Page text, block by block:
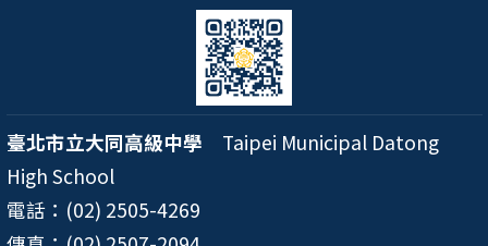
臺北市立大同高級中學 Taipei Municipal Datong
High School
電話：(02) 2505-4269